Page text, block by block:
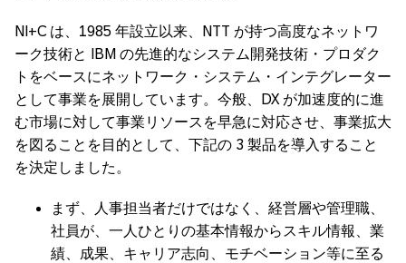
NI+C は、1985 年設立以来、NTT が持つ高度なネットワ
ーク技術と IBM の先進的なシステム開発技術・プロダク
トをベースにネットワーク・システム・インテグレーター
として事業を展開しています。今般、DX が加速度的に進
む市場に対して事業リソースを早急に対応させ、事業拡大
を図ることを目的として、下記の 3 製品を導入すること
を決定しました。
まず、人事担当者だけではなく、経営層や管理職、
社員が、一人ひとりの基本情報からスキル情報、業
績、成果、キャリア志向、モチベーション等に至る